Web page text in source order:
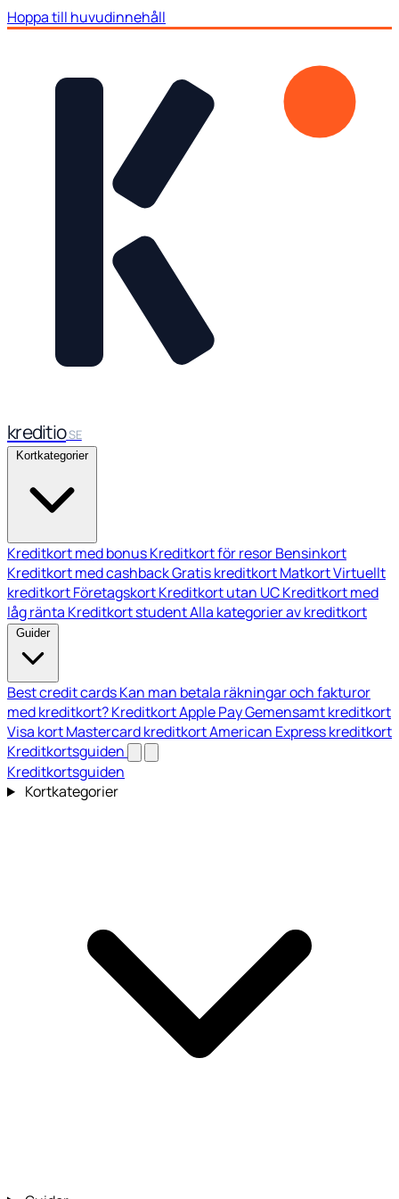
Hoppa till huvudinnehåll
kreditioSE
Kortkategorier
Kreditkort med bonusKreditkort för resorBensinkort
Kreditkort med cashbackGratis kreditkortMatkortVirtuellt
kreditkortFöretagskortKreditkort utan UCKreditkort med
låg ränta Kreditkort studentAlla kategorier av kreditkort
Guider
Best credit cardsKan man betala räkningar och fakturor
med kreditkort?Kreditkort Apple PayGemensamt kreditkort
Visa kortMastercard kreditkortAmerican Express kreditkort
Kreditkortsguiden
Kreditkortsguiden
Kortkategorier